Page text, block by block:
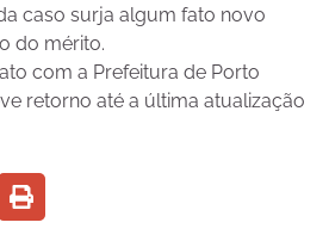
caso surja algum fato novo
do mérito.
com a Prefeitura de Porto
retorno até a última atualização